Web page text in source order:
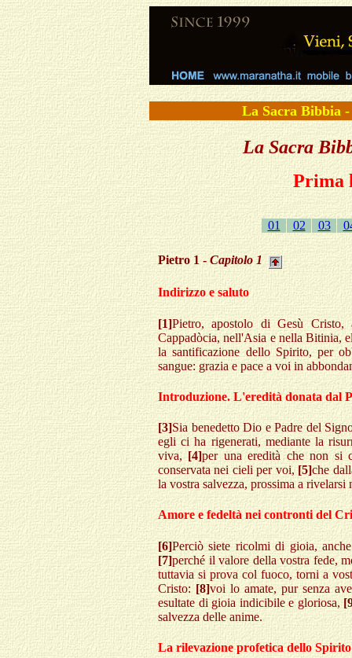
La Sacra
La Sacra
Prima
01 02 03
Pietro 1 - Capitolo 1
Indirizzo e saluto
[1]Pietro, apostolo di Gesù
Cappadòcia, nell'Asia e nella Bitinia,
la santificazione dello Spirito, per
sangue: grazia e pace a voi in
Introduzione. L'eredità donata dal
[3]Sia benedetto Dio e Padre del
egli ci ha rigenerati, mediante la
viva, [4]per una eredità che non si
conservata nei cieli per voi, [5]che
la vostra salvezza, prossima a
Amore e fedeltà nei contronti del
[6]Perciò siete ricolmi di gioia,
[7]perché il valore della vostra fede,
tuttavia si prova col fuoco, torni a
Cristo: [8]voi lo amate, pur senza
esultate di gioia indicibile e gloriosa,
salvezza delle anime.
La rilevazione profetica dello Spirito